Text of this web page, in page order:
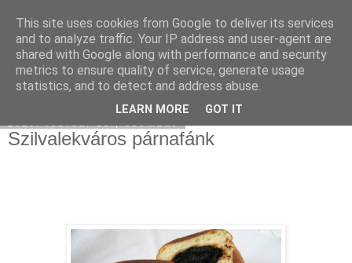
Moha Konyha
Szilvalekváros párnafánk
This site uses cookies from Google to deliver its services
and to analyze traffic. Your IP address and user-agent are
shared with Google along with performance and security
metrics to ensure quality of service, generate usage
statistics, and to detect and address abuse.
LEARN MORE GOT IT